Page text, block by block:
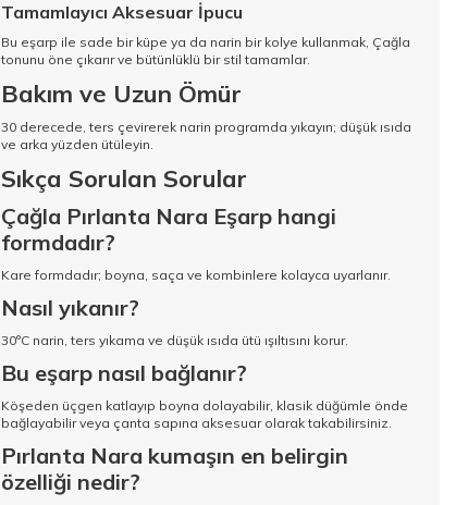
Tamamlayıcı Aksesuar İpucu
Bu eşarp ile sade bir küpe ya da narin bir kolye kullanmak, Çağla
tonunu öne çıkarır ve bütünlüklü bir stil tamamlar.
Bakım ve Uzun Ömür
30 derecede, ters çevirerek narin programda yıkayın; düşük ısıda
ve arka yüzden ütüleyin.
Sıkça Sorulan Sorular
Çağla Pırlanta Nara Eşarp hangi
formdadır?
Kare formdadır; boyna, saça ve kombinlere kolayca uyarlanır.
Nasıl yıkanır?
30°C narin, ters yıkama ve düşük ısıda ütü ışıltısını korur.
Bu eşarp nasıl bağlanır?
Köşeden üçgen katlayıp boyna dolayabilir, klasik düğümle önde
bağlayabilir veya çanta sapına aksesuar olarak takabilirsiniz.
Pırlanta Nara kumaşın en belirgin
özelliği nedir?